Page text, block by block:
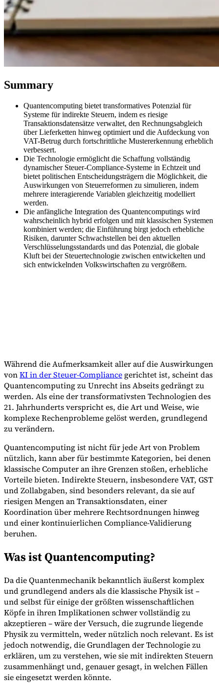
VAT für Anfänger
Expert Tax Series
Indirekte Steuern im elektronischen GeschäftsverkehrVAT in der
GolfregionAufbau eines Kontrollrahmens für indirekte
SteuernKohlenstoffsteuern und Umweltabgaben
Werkzeuge
VAT-RechnerGST-RechnerVerkaufssteuer-RechnerVAT-
NummernprüferTracker für E-Rechnungs-Mandate
Unsere Autoren
Beitragender werden Wählen Sie einen Experten
Summary
Quantencomputing bietet transformatives Potenzial für
Systeme für indirekte Steuern, indem es riesige
Transaktionsdatensätze verwaltet, den Rechnungsabgleich
über Lieferketten hinweg optimiert und die Aufdeckung von
VAT-Betrug durch fortschrittliche Mustererkennung erheblich
verbessert.
Die Technologie ermöglicht die Schaffung vollständig
dynamischer Steuer-Compliance-Systeme in Echtzeit und
bietet politischen Entscheidungsträgern die Möglichkeit, die
Auswirkungen von Steuerreformen zu simulieren, indem
mehrere interagierende Variablen gleichzeitig modelliert
werden.
Die anfängliche Integration des Quantencomputings wird
wahrscheinlich hybrid erfolgen und mit klassischen Systemen
kombiniert werden; die Einführung birgt jedoch erhebliche
Risiken, darunter Schwachstellen bei den aktuellen
Verschlüsselungsstandards und das Potenzial, die globale
Kluft bei der Steuertechnologie zwischen entwickelten und
sich entwickelnden Volkswirtschaften zu vergrößern.
Während die Aufmerksamkeit aller auf die Auswirkungen
vonKI in der Steuer-Compliance gerichtet ist, scheint das
Quantencomputing zu Unrecht ins Abseits gedrängt zu
werden. Als eine der transformativsten Technologien des
21. Jahrhunderts verspricht es, die Art und Weise, wie
komplexe Rechenprobleme gelöst werden, grundlegend
zu verändern.
Quantencomputing ist nicht für jede Art von Problem
nützlich, kann aber für bestimmte Kategorien, bei denen
klassische Computer an ihre Grenzen stoßen, erhebliche
Vorteile bieten. Indirekte Steuern, insbesondere VAT, GST
und Zollabgaben, sind besonders relevant, da sie auf
riesigen Mengen an Transaktionsdaten, einer
Koordination über mehrere Rechtsordnungen hinweg
und einer kontinuierlichen Compliance-Validierung
beruhen.
Was ist Quantencomputing?
Da die Quantenmechanik bekanntlich äußerst komplex
und grundlegend anders als die klassische Physik ist –
und selbst für einige der größten wissenschaftlichen
Köpfe in ihren Implikationen schwer vollständig zu
akzeptieren – wäre der Versuch, die zugrunde liegende
Physik zu vermitteln, weder nützlich noch relevant. Es ist
jedoch notwendig, die Grundlagen der Technologie zu
erklären, um zu verstehen, wie sie mit indirekten Steuern
zusammenhängt und, genauer gesagt, in welchen Fällen
sie eingesetzt werden könnte.